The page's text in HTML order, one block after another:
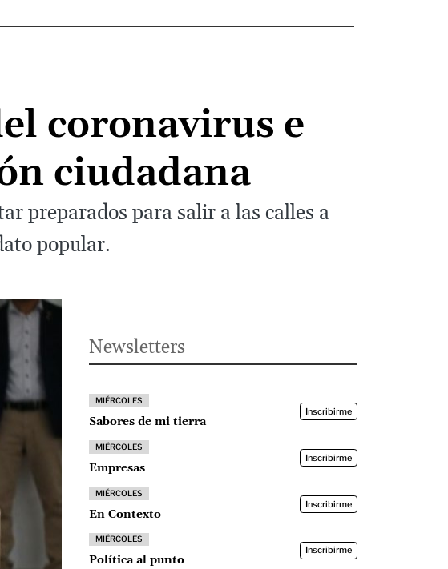
coronavirus e
ciudadana
preparados para salir a las calles a
popular.
Newsletters
MIÉRCOLES
Sabores de mi tierra
Inscribirme
MIÉRCOLES
Empresas
Inscribirme
MIÉRCOLES
En Contexto
Inscribirme
MIÉRCOLES
Política al punto
Inscribirme